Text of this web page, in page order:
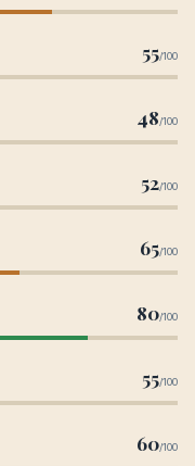
55/100
48/100
52/100
65/100
80/100
55/100
60/100